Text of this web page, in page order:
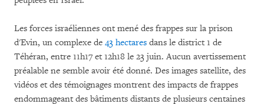
Les forces israéliennes ont mené des frappes sur la prison
d'Evin, un complexe de 43 hectares dans le district 1 de
Téhéran, entre 11h17 et 12h18 le 23 juin. Aucun avertissement
préalable ne semble avoir été donné. Des images satellite, des
vidéos et des témoignages montrent des impacts de frappes
endommageant des bâtiments distants de plusieurs centaines